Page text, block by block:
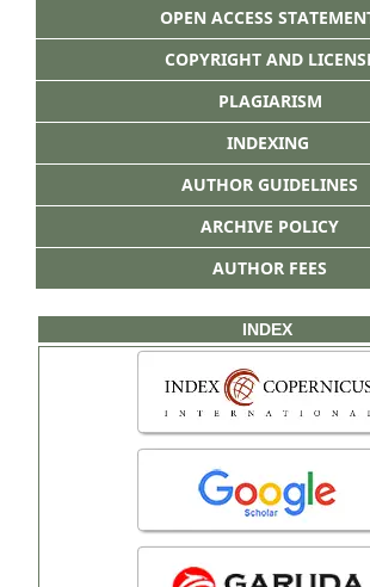
OPEN ACCESS
COPYRIGHT AND
PLAGIARISM
INDEXING
AUTHOR GUIDELINES
ARCHIVE POLICY
AUTHOR FEES
INDEX